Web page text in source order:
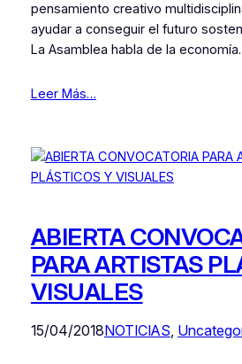
pensamiento creativo
ayudar a conseguir el futuro
La Asamblea habla de la
Leer Más…
ABIERTA
PARA ARTISTAS
VISUALES
15/04/2018NOTICIAS,